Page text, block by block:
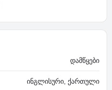
დამწყები
ინგლისური, ქართული